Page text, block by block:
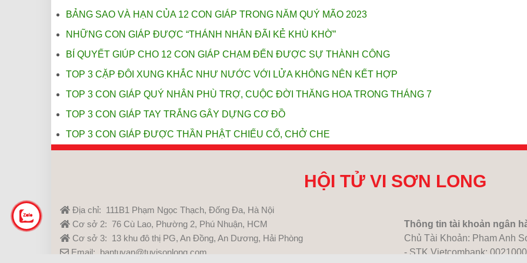
BẢNG SAO VÀ HẠN CỦA 12 CON GIÁP TRONG NĂM QUÝ MÃO 2023
NHỮNG CON GIÁP ĐƯỢC “THÁNH NHÂN ĐÃI KẺ KHÙ KHỜ”
BÍ QUYẾT GIÚP CHO 12 CON GIÁP CHẠM ĐẾN ĐƯỢC SỰ THÀNH CÔNG
TOP 3 CẶP ĐÔI XUNG KHẮC NHƯ NƯỚC VỚI LỬA KHÔNG NÊN KẾT HỢP
TOP 3 CON GIÁP QUÝ NHÂN PHÙ TRỢ, CUỘC ĐỜI THĂNG HOA TRONG THÁNG 7
TOP 3 CON GIÁP TAY TRẮNG GÂY DỰNG CƠ ĐỒ
TOP 3 CON GIÁP ĐƯỢC THẦN PHẬT CHIẾU CỐ, CHỞ CHE
HỘI TỬ VI SƠN LONG
Địa chỉ: 111B1 Phạm Ngọc Thạch, Đống Đa, Hà Nội
Cơ sở 2: 76 Cù Lao, Phường 2, Phú Nhuận, HCM
Cơ sở 3: 13 khu đô thị PG, An Đồng, An Dương, Hải Phòng
Email: bantuvan@tuvisonlong.com
Thông tin tài khoản ngân
Chủ Tài Khoản: Pham Anh
- STK Vietcombank: